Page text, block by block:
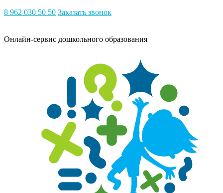
8 962 030 50 50 Заказать звонок
Онлайн-сервис дошкольного образования